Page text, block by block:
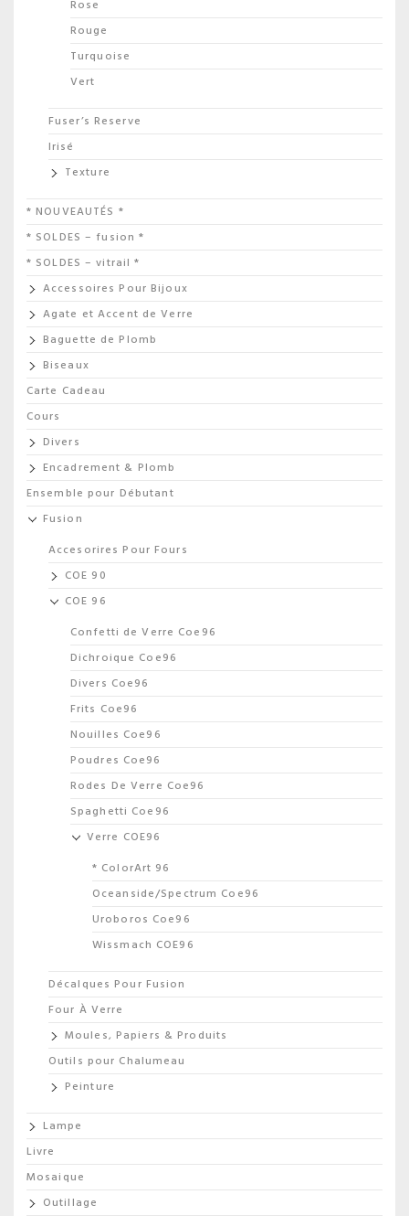
Rose
Rouge
Turquoise
Vert
Fuser’s Reserve
Irisé
Texture
* NOUVEAUTÉS *
* SOLDES – fusion *
* SOLDES – vitrail *
Accessoires Pour Bijoux
Agate et Accent de Verre
Baguette de Plomb
Biseaux
Carte Cadeau
Cours
Divers
Encadrement & Plomb
Ensemble pour Débutant
Fusion
Accesorires Pour Fours
COE 90
COE 96
Confetti de Verre Coe96
Dichroique Coe96
Divers Coe96
Frits Coe96
Nouilles Coe96
Poudres Coe96
Rodes De Verre Coe96
Spaghetti Coe96
Verre COE96
* ColorArt 96
Oceanside/Spectrum Coe96
Uroboros Coe96
Wissmach COE96
Décalques Pour Fusion
Four À Verre
Moules, Papiers & Produits
Outils pour Chalumeau
Peinture
Lampe
Livre
Mosaique
Outillage